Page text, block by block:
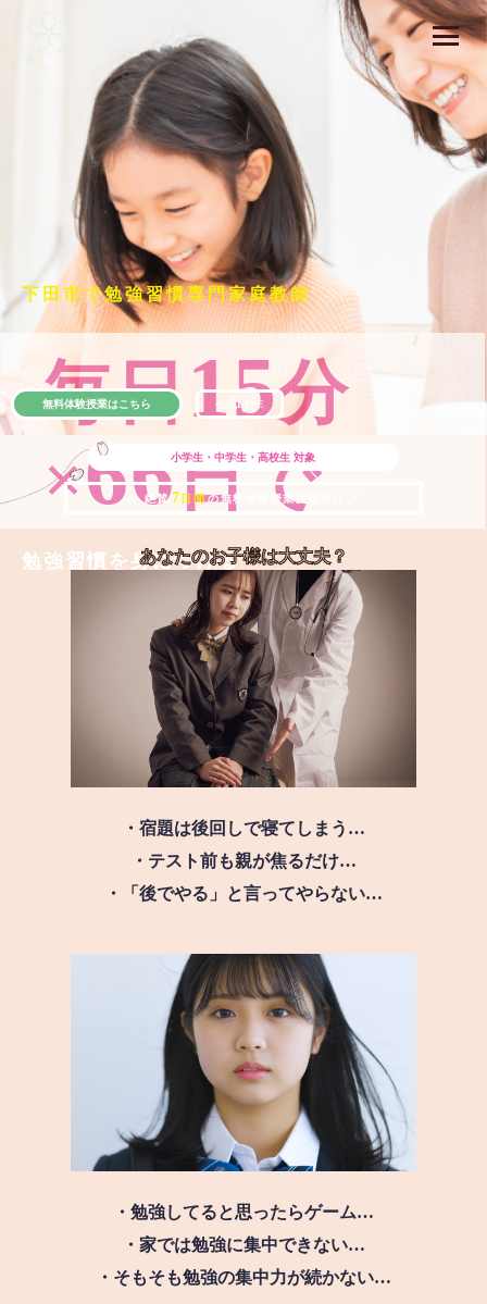
下田市で勉強習慣専門家庭教師
毎日15分
×66日で
勉強習慣を身につける
小学生・中学生・高校生 対象
＼ 絶賛 7 日間の無料体験授業実施中!! ／
無料体験授業はこちら 公式LINE
あなたのお子様は大丈夫？
・宿題は後回しで寝てしまう…
・テスト前も親が焦るだけ…
・「後でやる」と言ってやらない…
・勉強してると思ったらゲーム…
・家では勉強に集中できない…
・そもそも勉強の集中力が続かない…